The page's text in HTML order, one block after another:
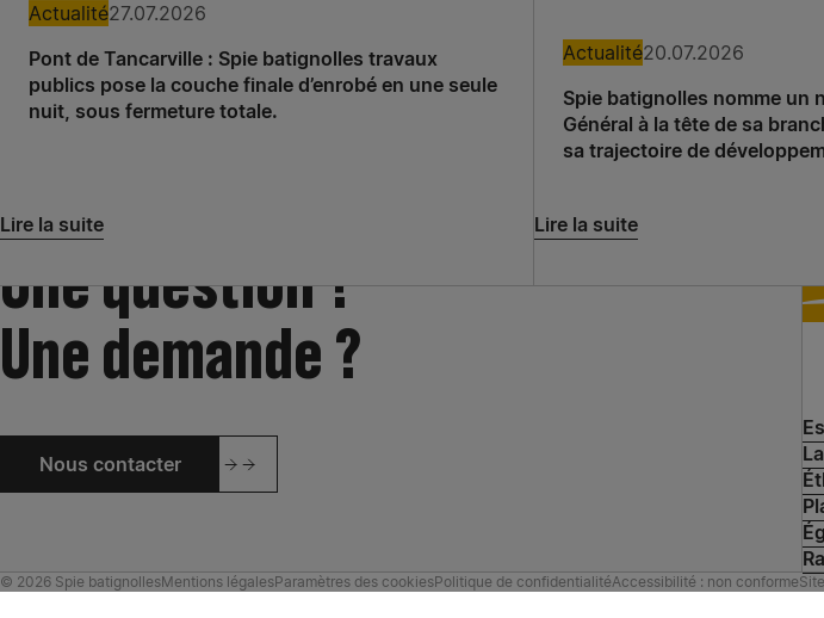
Actualité27.07.2026
Pont de Tancarville : Spie batignolles travaux
publics pose la couche finale d’enrobé en une seule
nuit, sous fermeture totale.
Lire la suite
Actualité20.07.2026
Spie batignolles nomme un
Général à la tête de sa
sa trajectoire de
Lire la suite
Une question ?
Une demande ?
Nous contacter
© 2026 Spie batignollesMentions légalesParamètres des cookiesPolitique de confidentialitéAccessibilité : non conforme